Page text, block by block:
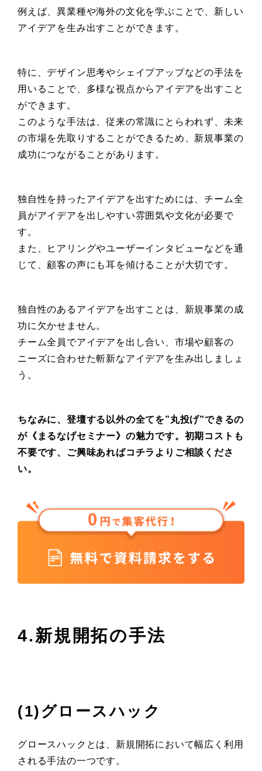
例えば、異業種や海外の文化を学ぶことで、新しい
アイデアを生み出すことができます。
特に、デザイン思考やシェイプアップなどの手法を
用いることで、多様な視点からアイデアを出すこと
ができます。
このような手法は、従来の常識にとらわれず、未来
の市場を先取りすることができるため、新規事業の
成功につながることがあります。
独自性を持ったアイデアを出すためには、チーム全
員がアイデアを出しやすい雰囲気や文化が必要で
す。
また、ヒアリングやユーザーインタビューなどを通
じて、顧客の声にも耳を傾けることが大切です。
独自性のあるアイデアを出すことは、新規事業の成
功に欠かせません。
チーム全員でアイデアを出し合い、市場や顧客の
ニーズに合わせた斬新なアイデアを生み出しましょ
う。
ちなみに、登壇する以外の全てを”丸投げ”できるの
が《まるなげセミナー》の魅力です。初期コストも
不要です、ご興味あればコチラよりご相談くださ
い。
4.新規開拓の手法
(1)グロースハック
グロースハックとは、新規開拓において幅広く利用
される手法の一つです。